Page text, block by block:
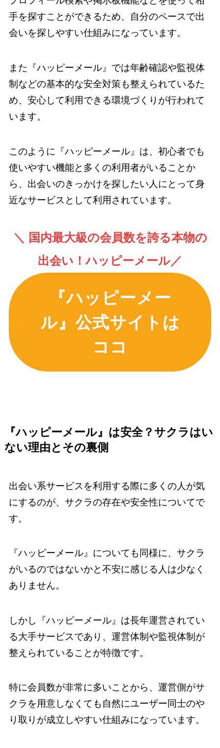
手を探すことができるため、自分のペースで出
会いを探しやすい仕組みになっています。
また『ハッピーメール』では年齢確認や監視体
制などの基本的な安全対策も整えられているた
め、安心して利用できる環境づくりが行われて
います。
このように『ハッピーメール』は、初心者でも
使いやすい機能と多くの利用者がいることか
ら、出会いのきっかけを探したい人にとって身
近なサービスとして利用されています。
＼ 国内最大級の会員数を誇る本物の
出会い！ハッピーメール／
『ハッピーメー
ル』公式サイトは
ココ
『ハッピーメール』は安全？サクラはい
ない理由とその裏側
出会い系サービスを利用する際に多くの人が気
にするのが、サクラの存在や安全性についてで
す。
『ハッピーメール』についても同様に、サクラ
がいるのではないかと不安に感じる人は少なく
ありません。
しかし『ハッピーメール』は長年運営されてい
る大手サービスであり、運営体制や監視体制が
整えられていることが特徴です。
特に会員数が非常に多いことから、運営側がサ
クラを用意しなくても自然にユーザー同士のや
り取りが成立しやすい仕組みになっています。